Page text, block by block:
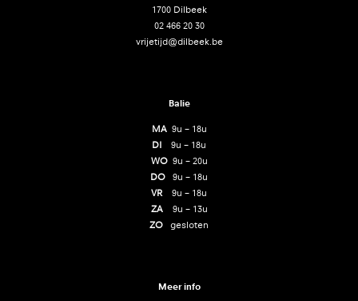
1700 Dilbeek
02 466 20 30
vrijetijd@dilbeek.be
Balie
MA 9u – 18u
DI 9u – 18u
WO9u – 20u
DO 9u – 18u
VR 9u – 18u
ZA
9u – 13u
ZO gesloten
Meer info